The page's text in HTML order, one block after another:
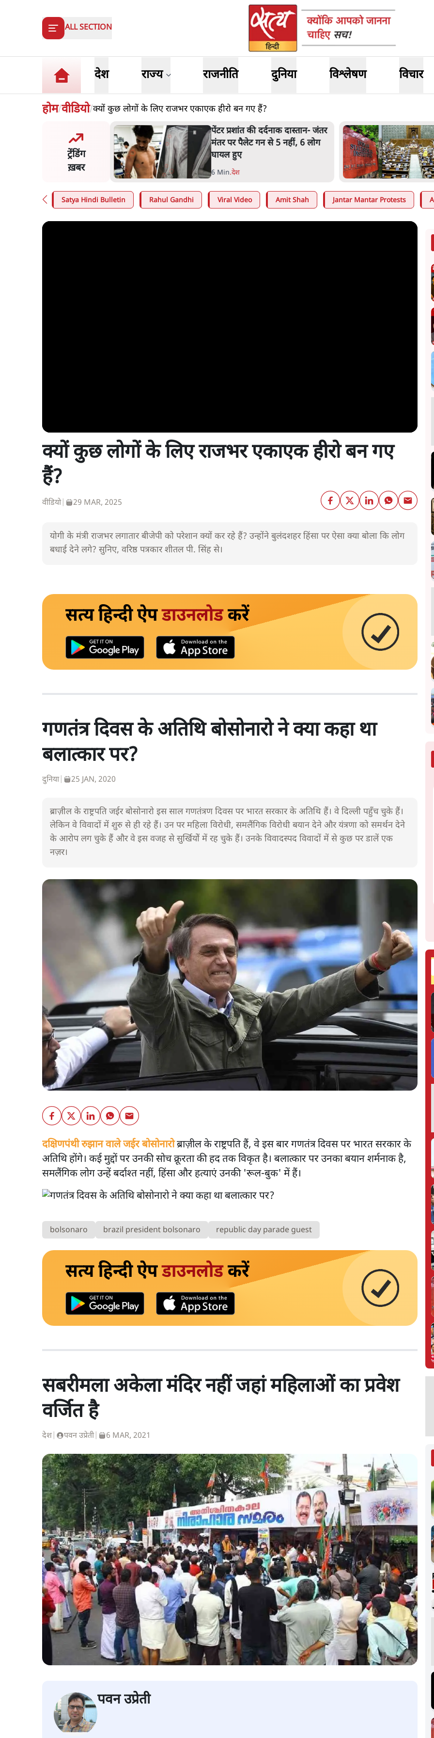
ALL SECTION
देश राज्य राजनीति दुनिया विश्लेषण विचार
होम/वीडियो/क्यों कुछ लोगों के लिए राजभर एकाएक हीरो बन गए हैं?
ट्रेंडिंग
ख़बर
किया जा रहा है, पर मोदी-
बोलने की हिम्मत नहीं'- राहुल
पेंटर प्रशांत की दर्दनाक दास्तान- जंतर
मंतर पर पैलेट गन से 5 नहीं, 6 लोग
घायल हुए
6 Min.देश
Satya Hindi Bulletin Rahul Gandhi Viral Video Amit Shah Jantar Mantar Protests
क्यों कुछ लोगों के लिए राजभर एकाएक हीरो बन गए
हैं?
वीडियो| 29 MAR, 2025
योगी के मंत्री राजभर लगातार बीजेपी को परेशान क्यों कर रहे हैं? उन्होंने बुलंदशहर हिंसा पर ऐसा क्या बोला कि लोग
बधाई देने लगे? सुनिए, वरिष्ठ पत्रकार शीतल पी. सिंह से।
सत्य हिन्दी ऐपडाउनलोडकरें
गणतंत्र दिवस के अतिथि बोसोनारो ने क्या कहा था
बलात्कार पर?
दुनिया| 25 JAN, 2020
ब्राज़ील के राष्ट्रपति जईर बोसोनारो इस साल गणतंत्रण दिवस पर भारत सरकार के अतिथि हैं। वे दिल्ली पहुँच चुके हैं।
लेकिन वे विवादों में शुरु से ही रहे हैं। उन पर महिला विरोधी, समलैंगिक विरोधी बयान देने और यंत्रणा को समर्थन देने
के आरोप लग चुके हैं और वे इस वजह से सुर्खियोें में रह चुके हैं। उनके विवादस्पद विवादों में से कुछ पर डालें एक
नज़र।
दक्षिणपंथी रुझान वाले जईर बोसोनारोब्राज़ील के राष्ट्रपति हैं, वे इस बार गणतंत्र दिवस पर भारत सरकार के
अतिथि होंगे। कई मुद्दों पर उनकी सोच क्रूरता की हद तक विकृत है। बलात्कार पर उनका बयान शर्मनाक है,
समलैंगिक लोग उन्हें बर्दाश्त नहीं, हिंसा और हत्याएं उनकी 'रूल-बुक' में हैं।
bolsonaro brazil president bolsonaro republic day parade guest
सत्य हिन्दी ऐपडाउनलोडकरें
सबरीमला अकेला मंदिर नहीं जहां महिलाओं का प्रवेश
वर्जित है
देश| पवन उप्रेती| 6 MAR, 2021
पवन उप्रेती